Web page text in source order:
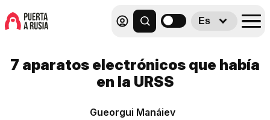
Es
7 aparatos electrónicos que había
en la URSS
Gueorgui Manáiev